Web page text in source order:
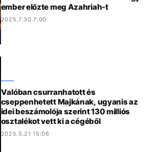
ember előzte meg Azahriah-t
2025.7.30 7:00
Valóban csurranhatott és
cseppenhetett Majkának, ugyanis az
idei beszámolója szerint 130 milliós
osztalékot vett ki a cégéből
2025.5.21 15:06